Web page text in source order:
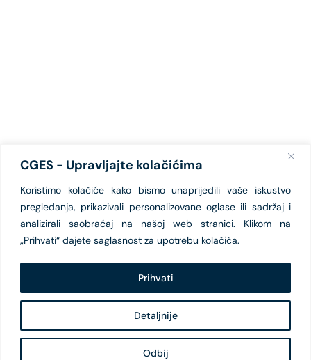
CGES - Upravljajte kolačićima
Koristimo kolačiće kako bismo unaprijedili vaše iskustvo
pregledanja, prikazivali personalizovane oglase ili sadržaj i
analizirali saobraćaj na našoj web stranici. Klikom na
„Prihvati“ dajete saglasnost za upotrebu kolačića.
Detaljnije
Odbij
Prihvati